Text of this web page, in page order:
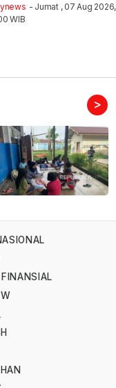
- Jumat , 07 Aug 2026,
WIB
>